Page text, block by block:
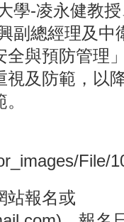
學-凌永健教
副總經理及中
全與預防管理
視及防範，以
File/
站報名或